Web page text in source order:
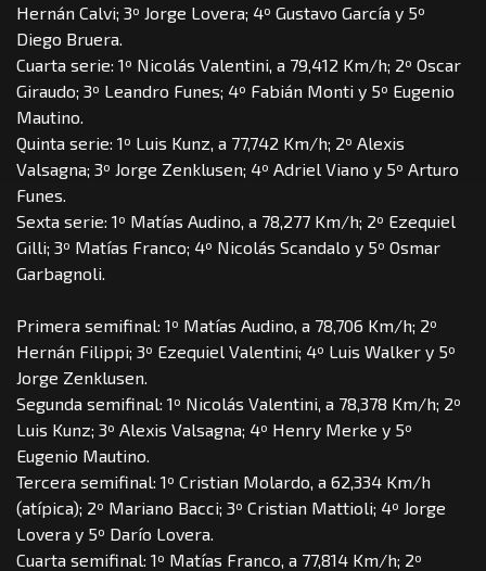
Hernán Calvi; 3º Jorge Lovera; 4º Gustavo García y 5º
Diego Bruera.
Cuarta serie: 1º Nicolás Valentini, a 79,412 Km/h; 2º Oscar
Giraudo; 3º Leandro Funes; 4º Fabián Monti y 5º Eugenio
Mautino.
Quinta serie: 1º Luis Kunz, a 77,742 Km/h; 2º Alexis
Valsagna; 3º Jorge Zenklusen; 4º Adriel Viano y 5º Arturo
Funes.
Sexta serie: 1º Matías Audino, a 78,277 Km/h; 2º Ezequiel
Gilli; 3º Matías Franco; 4º Nicolás Scandalo y 5º Osmar
Garbagnoli.
Primera semifinal: 1º Matías Audino, a 78,706 Km/h; 2º
Hernán Filippi; 3º Ezequiel Valentini; 4º Luis Walker y 5º
Jorge Zenklusen.
Segunda semifinal: 1º Nicolás Valentini, a 78,378 Km/h; 2º
Luis Kunz; 3º Alexis Valsagna; 4º Henry Merke y 5º
Eugenio Mautino.
Tercera semifinal: 1º Cristian Molardo, a 62,334 Km/h
(atípica); 2º Mariano Bacci; 3º Cristian Mattioli; 4º Jorge
Lovera y 5º Darío Lovera.
Cuarta semifinal: 1º Matías Franco, a 77,814 Km/h; 2º